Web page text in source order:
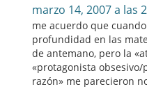
marzo 14, 2007 a las
me acuerdo que
profundidad en las
de antemano, pero la
«protagonista
razón» me parecieron